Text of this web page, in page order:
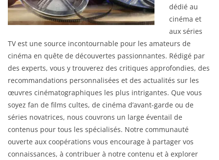
dédié au
cinéma et
aux séries
TV est une source incontournable pour les amateurs de
cinéma en quête de découvertes passionnantes. Rédigé par
des experts, vous y trouverez des critiques approfondies, des
recommandations personnalisées et des actualités sur les
œuvres cinématographiques les plus intrigantes. Que vous
soyez fan de films cultes, de cinéma d’avant-garde ou de
séries novatrices, nous couvrons un large éventail de
contenus pour tous les spécialisés. Notre communauté
ouverte aux coopérations vous encourage à partager vos
connaissances, à contribuer à notre contenu et à explorer